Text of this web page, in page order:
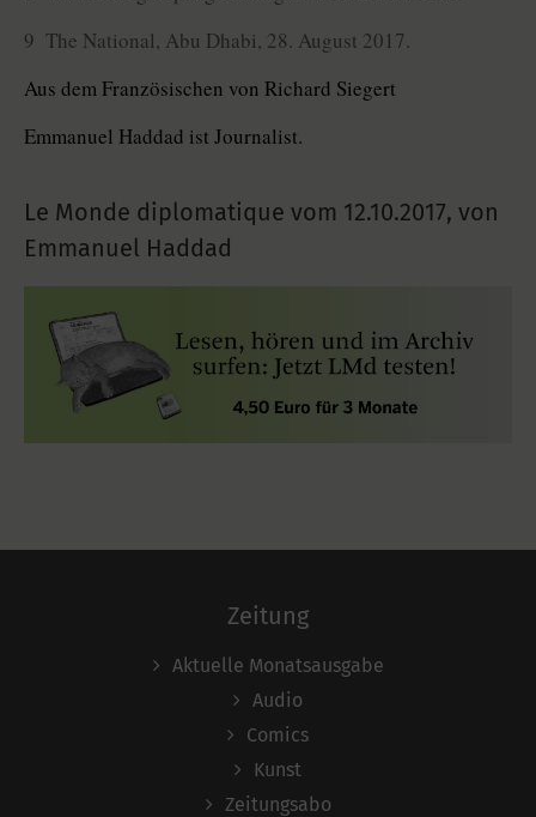
9 The National, Abu Dhabi, 28. August 2017.
Aus dem Französischen von Richard Siegert
Emmanuel Haddad ist Journalist.
Le Monde diplomatique vom 12.10.2017, von
Emmanuel Haddad
Zeitung
Aktuelle Monatsausgabe
Audio
Comics
Kunst
Zeitungsabo